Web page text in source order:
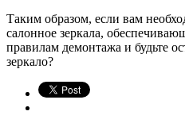
Таким образом, если вам
салонное зеркала,
правилам демонтажа и будьте
зеркало?